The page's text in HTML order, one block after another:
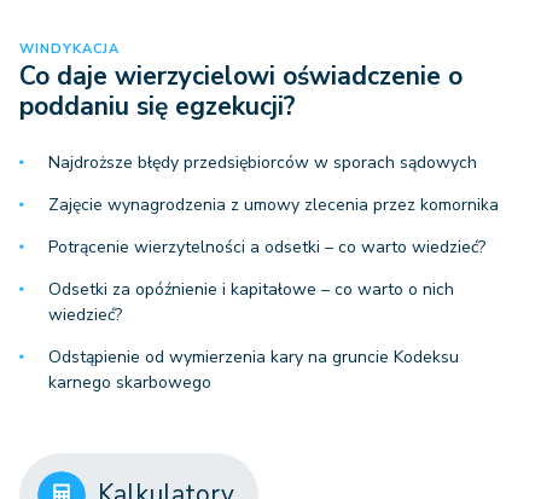
WINDYKACJA
Co daje wierzycielowi oświadczenie o
poddaniu się egzekucji?
Najdroższe błędy przedsiębiorców w sporach sądowych
Zajęcie wynagrodzenia z umowy zlecenia przez komornika
Potrącenie wierzytelności a odsetki – co warto wiedzieć?
Odsetki za opóźnienie i kapitałowe – co warto o nich
wiedzieć?
Odstąpienie od wymierzenia kary na gruncie Kodeksu
karnego skarbowego